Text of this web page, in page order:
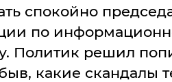
спокойно
по
какие скандалы